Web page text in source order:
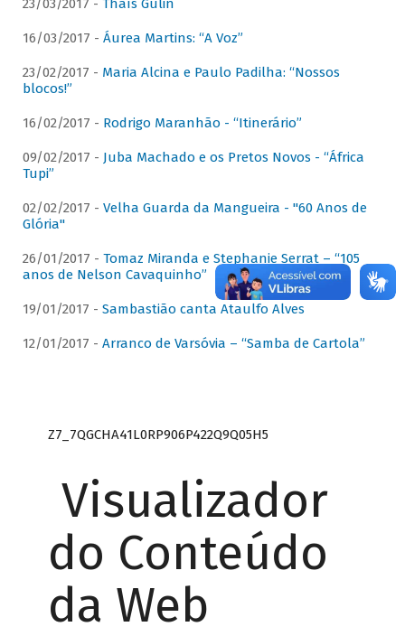
23/03/2017 - Thaís Gulin
16/03/2017 - Áurea Martins: “A Voz”
23/02/2017 - Maria Alcina e Paulo Padilha: “Nossos
blocos!”
16/02/2017 - Rodrigo Maranhão - “Itinerário”
09/02/2017 - Juba Machado e os Pretos Novos - “África
Tupi”
02/02/2017 - Velha Guarda da Mangueira - "60 Anos de
Glória"
26/01/2017 - Tomaz Miranda e Stephanie Serrat – “105
anos de Nelson Cavaquinho”
19/01/2017 - Sambastião canta Ataulfo Alves
12/01/2017 - Arranco de Varsóvia – “Samba de Cartola”
Z7_7QGCHA41L0RP906P422Q9Q05H5
Visualizador
do Conteúdo
da Web